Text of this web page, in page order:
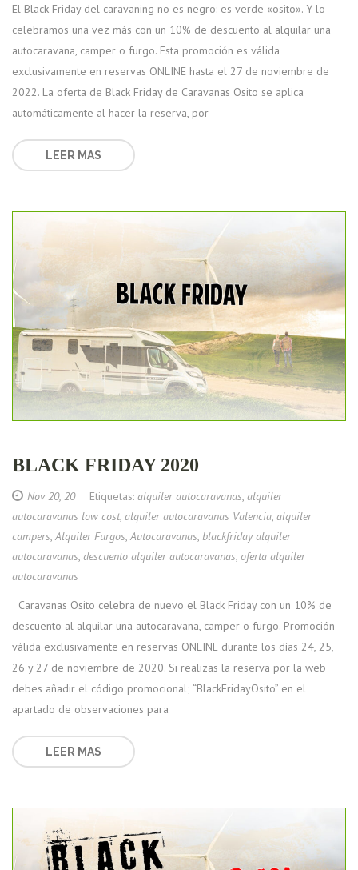
El Black Friday del caravaning no es negro: es verde «osito». Y lo
celebramos una vez más con un 10% de descuento al alquilar una
autocaravana, camper o furgo. Esta promoción es válida
exclusivamente en reservas ONLINE hasta el 27 de noviembre de
2022. La oferta de Black Friday de Caravanas Osito se aplica
automáticamente al hacer la reserva, por
LEER MAS
BLACK FRIDAY 2020
Nov 20, 20Etiquetas: alquiler autocaravanas, alquiler
autocaravanas low cost, alquiler autocaravanas Valencia, alquiler
campers, Alquiler Furgos, Autocaravanas, blackfriday alquiler
autocaravanas, descuento alquiler autocaravanas, oferta alquiler
autocaravanas
Caravanas Osito celebra de nuevo el Black Friday con un 10% de
descuento al alquilar una autocaravana, camper o furgo. Promoción
válida exclusivamente en reservas ONLINE durante los días 24, 25,
26 y 27 de noviembre de 2020. Si realizas la reserva por la web
debes añadir el código promocional; “BlackFridayOsito” en el
apartado de observaciones para
LEER MAS